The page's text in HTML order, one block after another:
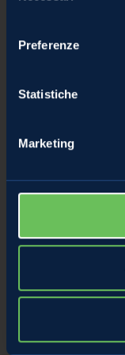
Preferenze
Statistiche
Marketing